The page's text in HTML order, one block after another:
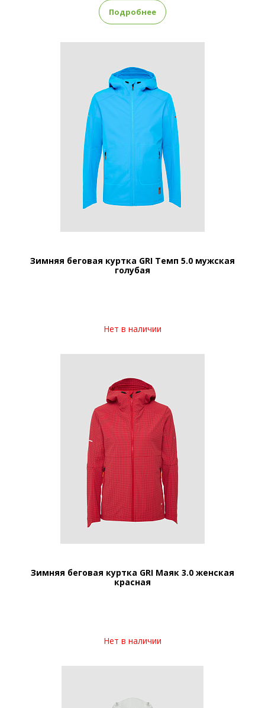
Подробнее
Зимняя беговая куртка GRI Темп 5.0 мужская
голубая
Нет в наличии
Зимняя беговая куртка GRI Маяк 3.0 женская
красная
Нет в наличии